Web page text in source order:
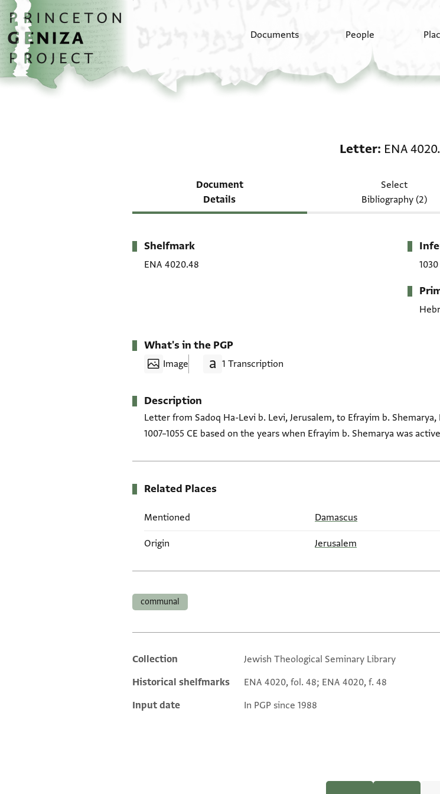
Skip to main content
home
Documents People
Letter ENA
Document
Details
Select
Bibliography (2)
Metadata
Shelfmark
ENA 4020.48 1030
What's in the PGP
Image 1 Transcription
Description
Letter from Sadoq Ha-Levi b. Levi, Jerusalem, to Efrayim b.
1007–1055 CE based on the years when Efrayim b. Shemarya was
Related Places
Mentioned Damascus
Origin Jerusalem
communal
Additional metadata
Collection
Jewish Theological Seminary Library
Historical shelfmarks
ENA 4020, fol. 48; ENA 4020, f. 48
Input date
In PGP since 1988